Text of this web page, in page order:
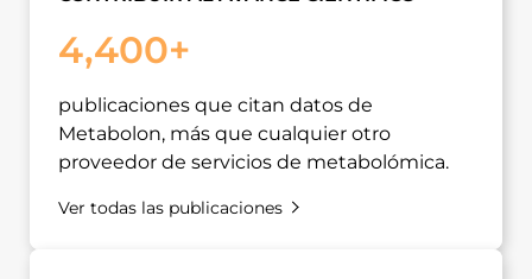
4,400+
publicaciones que citan datos de
Metabolon, más que cualquier otro
proveedor de servicios de metabolómica.
Ver todas las publicaciones